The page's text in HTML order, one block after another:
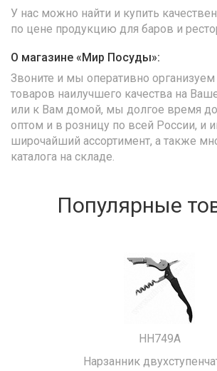
У нас можно найти и купить
по цене продукцию для баров и
О магазине «Мир Посуды»:
Звоните и мы оперативно организуем
товаров наилучшего качества на
или к Вам домой, мы долгое время
оптом и в розницу по всей России, и
широчайший ассортимент, а также
каталога на складе.
Популярные
HH749A
Нарзанник